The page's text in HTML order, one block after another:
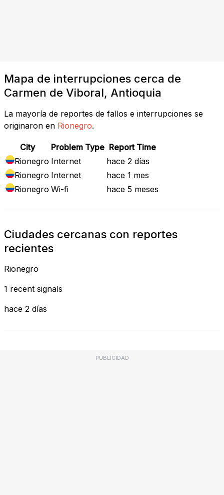
Mapa de interrupciones cerca de
Carmen de Viboral, Antioquia
La mayoría de reportes de fallos e interrupciones se
originaron en Rionegro.
City Problem Type Report Time
Rionegro Internet
hace 2 días
Rionegro Internet
hace 1 mes
Rionegro Wi-fi hace 5 meses
Ciudades cercanas con reportes
recientes
Rionegro
1 recent signals
hace 2 días
PUBLICIDAD